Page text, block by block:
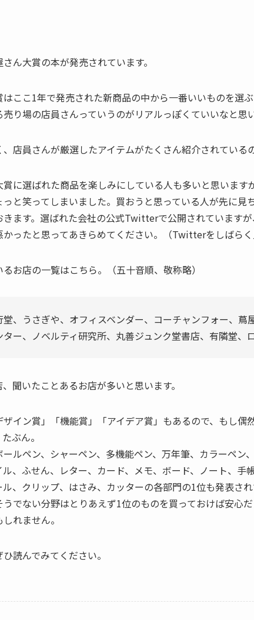
ん大賞の本が発売されています。
ここ1年で発売された新商品の中から一番いいものを選
り場の店員さんっていうのがリアルっぽくていいなと思い
店員さんが厳選したアイテムがたくさん紹介されている
賞に選ばれた商品を楽しみにしている人も多いと思いま
っと笑ってしまいました。買おうと思っている人が先に見
きます。選ばれた会社の公式Twitterで公開されています
かったと思ってあきらめてください。（Twitterをしばらく
お店の一覧はこちら。（五十音順、敬称略）
堂、うさぎや、オフィスベンダー、コーチャンフォー、蔦
ター、ノベルティ研究所、丸善ジュンク堂書店、有隣堂、
聞いたことあるお店が多いと思います。
イン賞」「機能賞」「アイデア賞」もあるので、もし偶
ぶん。
ールペン、シャーペン、多機能ペン、万年筆、カラーペン
、ふせん、レター、カード、メモ、ボード、ノート、手
ル、クリップ、はさみ、カッターの各部門の1位も発表さ
でない分野はとりあえず1位のものを買っておけば安心
れません。
読んでみてください。